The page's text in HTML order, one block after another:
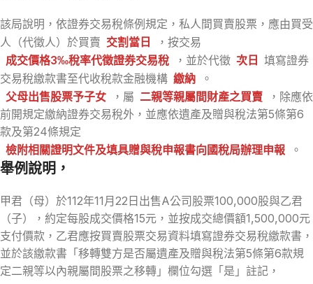
該局說明，依證券交易稅條例規定，私人間買賣股票，應由買受
人（代徵人）於買賣 交割當日
，按交易
成交價格3‰稅率代徵證券交易稅
，並於代徵 次日 填寫證券
交易稅繳款書至代收稅款金融機構 繳納
。
父母出售股票予子女
，屬 二親等親屬間財產之買賣
，除應依
前開規定繳納證券交易稅外，並應依遺產及贈與稅法第5條第6
款及第24條規定
檢附相關證明文件及填具贈與稅申報書向國稅局辦理申報
。
舉例說明，
甲君（母）於112年11月22日出售A公司股票100,000股與乙君
（子），約定每股成交價格15元，並按成交總價額1,500,000元
支付價款，乙君應按買賣股票交易資料填寫證券交易稅繳款書，
並於該繳款書「移轉雙方是否屬遺產及贈與稅法第5條第6款規
定二親等以內親屬間股票之移轉」欄位勾選「是」註記，